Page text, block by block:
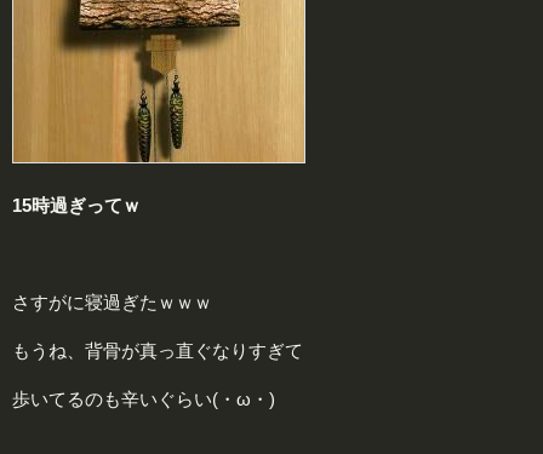
15時過ぎってｗ
さすがに寝過ぎたｗｗｗ
もうね、背骨が真っ直ぐなりすぎて
歩いてるのも辛いぐらい(・ω・)